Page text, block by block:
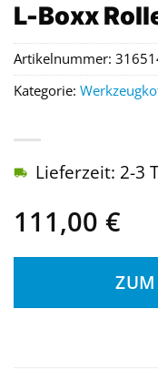
L-Boxx
111,00 €
Lieferzeit: 2-3
ZUM
Artikelnummer:
Kategorie: